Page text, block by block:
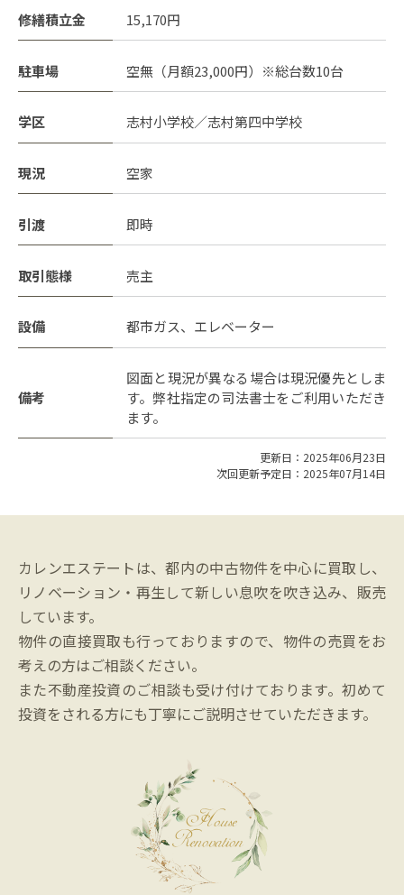
修繕積立金 15,170円
駐車場 空無（月額23,000円）※総台数10台
学区 志村小学校／志村第四中学校
現況 空家
引渡 即時
取引態様 売主
設備 都市ガス、エレベーター
備考
図面と現況が異なる場合は現況優先としま
す。弊社指定の司法書士をご利用いただき
ます。
更新日：2025年06月23日
次回更新予定日：2025年07月14日
カレンエステートは、都内の中古物件を中心に買取し、
リノベーション・再生して新しい息吹を吹き込み、販売
しています。
物件の直接買取も行っておりますので、物件の売買をお
考えの方はご相談ください。
また不動産投資のご相談も受け付けております。初めて
投資をされる方にも丁寧にご説明させていただきます。